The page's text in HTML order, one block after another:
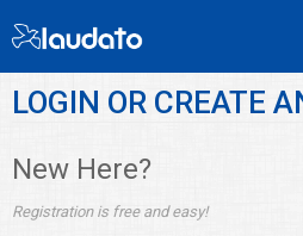
LOGIN OR CREATE
New Here?
Registration is free and easy!